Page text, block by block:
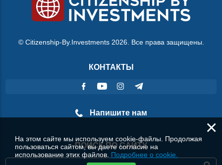
© Citizenship-By.Investments 2026. Все права защищены.
КОНТАКТЫ
Напишите нам
ПОИСК ПО САЙТУ
×
На этом сайте мы используем cookie-файлы. Продолжая
пользоваться сайтом, вы даете согласие на
использование этих файлов. Подробнее о cookie.